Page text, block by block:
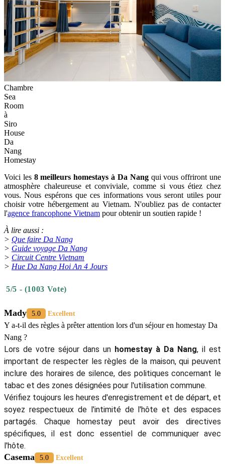
Chambre
Sea
Room
à
Siro
House
Da
Nang
Homestay
Voici les 8 meilleurs homestays à Da Nangqui vous offriront une
atmosphère chaleureuse et conviviale, comme si vous étiez chez
vous. Nous espérons que ces informations vous seront utiles pour
choisir votre hébergement au Vietnam. N'oubliez pas de contacter
l'agence francophone Vietnam pour obtenir un soutien rapide !
À lire aussi :
> Que faire Da Nang
> Guide voyage Da Nang
> Circuit Centre Vietnam
> Hue Da Nang Hoi An 4 Jours
5/5 - (1003 Vote)
Mady 5.0 Excellent
Y a-t-il des règles à prêter attention lors d'un séjour en homestay Da
Nang ?
Lors de votre séjour dans un homestay à Da Nang, il est
important de respecter les règles de la maison, qui peuvent
inclure des horaires de silence, des politiques concernant le
tabac et des zones désignées pour l'utilisation commune.
Vérifiez toujours les heures d'enregistrement et de départ, et
soyez respectueux de l'intimité de l'hôte et des espaces
partagés. Chaque homestay peut avoir des directives
spécifiques, il est donc essentiel de communiquer avec
l'hôte.
Casema 5.0 Excellent